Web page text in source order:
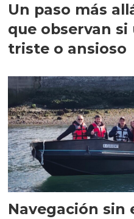
Un paso más
que observan
triste o ansioso
Navegación sin